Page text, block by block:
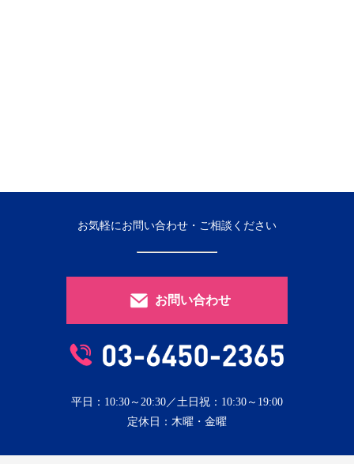
お気軽にお問い合わせ・ご相談ください
お問い合わせ
平日：10:30～20:30／土日祝：10:30～19:00
定休日：木曜・金曜